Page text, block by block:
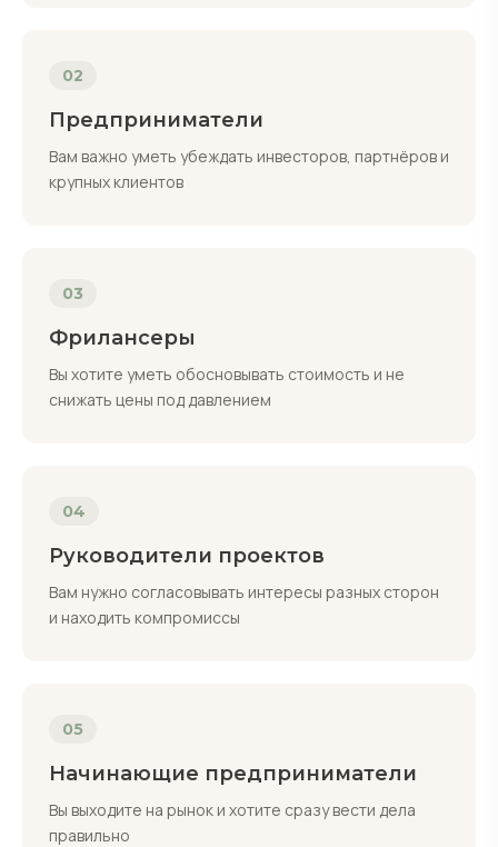
02
Предприниматели
Вам важно уметь убеждать инвесторов, партнёров и
крупных клиентов
03
Фрилансеры
Вы хотите уметь обосновывать стоимость и не
снижать цены под давлением
04
Руководители проектов
Вам нужно согласовывать интересы разных сторон
и находить компромиссы
05
Начинающие предприниматели
Вы выходите на рынок и хотите сразу вести дела
правильно